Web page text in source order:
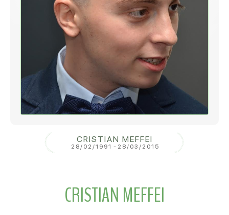
CRISTIAN MEFFEI
28/02/1991 - 28/03/2015
CRISTIAN MEFFEI